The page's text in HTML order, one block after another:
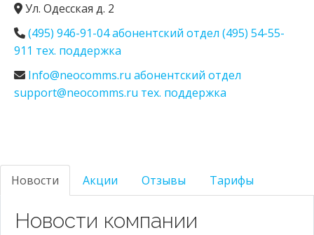
Ул. Одесская д. 2
(495) 946-91-04 абонентский отдел (495) 54-55-
911 тех. поддержка
Info@neocomms.ru абонентский отдел
support@neocomms.ru тех. поддержка
Новости Акции Отзывы Тарифы
Новости компании